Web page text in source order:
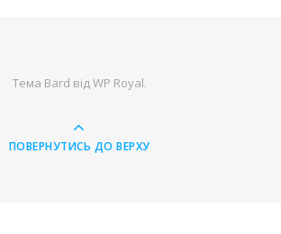
Тема Bard відWP Royal.
ПОВЕРНУТИСЬ ДО ВЕРХУ